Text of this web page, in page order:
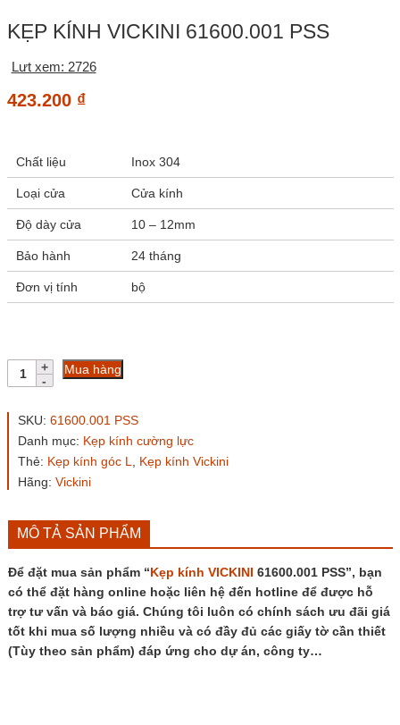
KẸP KÍNH VICKINI 61600.001 PSS
Lưt xem: 2726
423.200 ₫
Chất liệu Inox 304
Loại cửa Cửa kính
Độ dày cửa 10 – 12mm
Bảo hành 24 tháng
Đơn vị tính bộ
Kẹp
kính
61600.001
số
lượng
Mua hàng
SKU: 61600.001 PSS
Danh mục: Kẹp kính cường lực
Thẻ: Kẹp kính góc L
Kẹp kính Vickini
Hãng: Vickini
MÔ TẢ SẢN PHẨM
Để đặt mua sản phẩm “Kẹp kính VICKINI 61600.001 PSS”, bạn
có thể đặt hàng online hoặc liên hệ đến hotline để được hỗ
trợ tư vấn và báo giá. Chúng tôi luôn có chính sách ưu đãi giá
tốt khi mua số lượng nhiều và có đầy đủ các giấy tờ cần thiết
(Tùy theo sản phẩm) đáp ứng cho dự án, công ty…